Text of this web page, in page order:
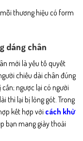
thương hiệu có form
dáng chân
mới là yếu tố quyết
chiều dài chân đúng
ngược lại có người
thì lại bị lỏng gót. Trong
kết hợp với cách khử
bạn mang giày thoải